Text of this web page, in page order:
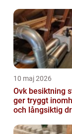
10 maj 2026
Ovk besiktning
ger tryggt
och långsiktig